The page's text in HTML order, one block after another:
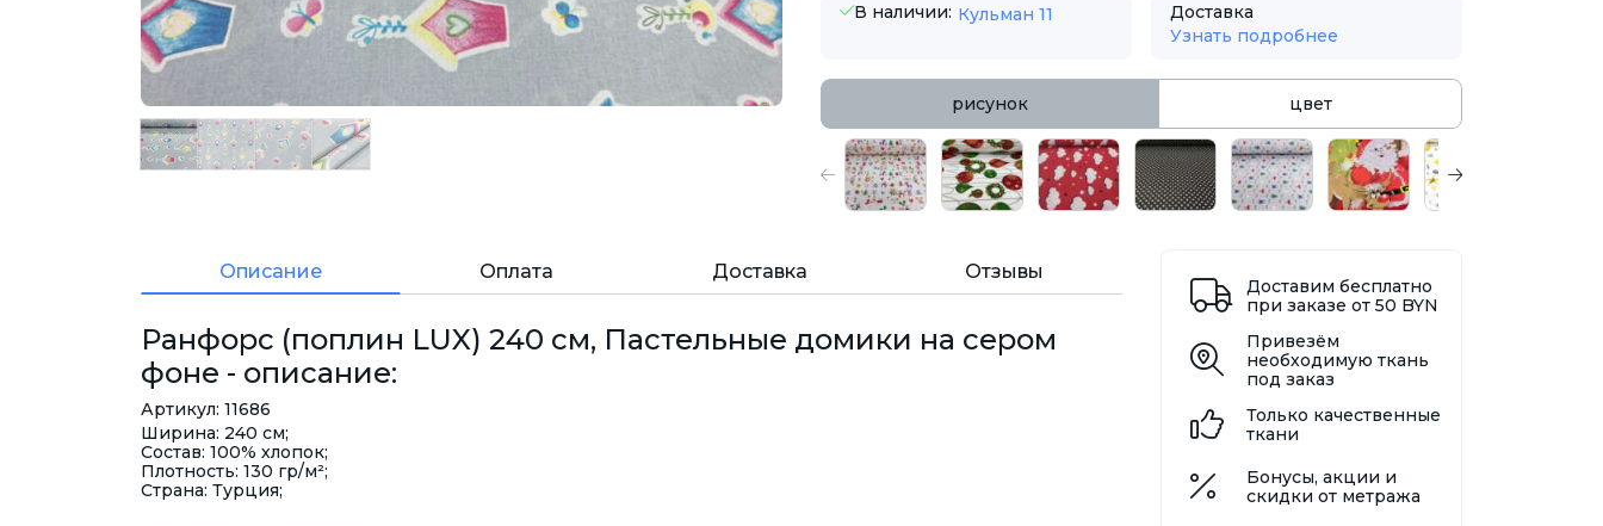
В наличии: Кульман 11
Доставка
Узнать подробнее
рисунок цвет
Описание Оплата Доставка Отзывы
Ранфорс (поплин LUX) 240 см, Пастельные домики на сером
фоне - описание:
Артикул: 11686
Ширина: 240 см;
Состав: 100% хлопок;
Плотность: 130 гр/м²;
Страна: Турция;
Доставим бесплатно
при заказе от 50 BYN
Привезём
необходимую ткань
под заказ
Только качественные
ткани
Бонусы, акции и
скидки от метража